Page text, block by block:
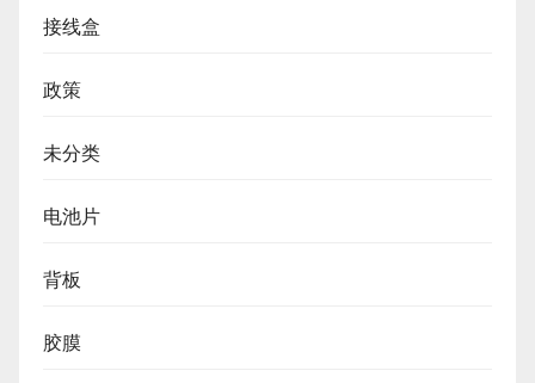
接线盒
政策
未分类
电池片
背板
胶膜